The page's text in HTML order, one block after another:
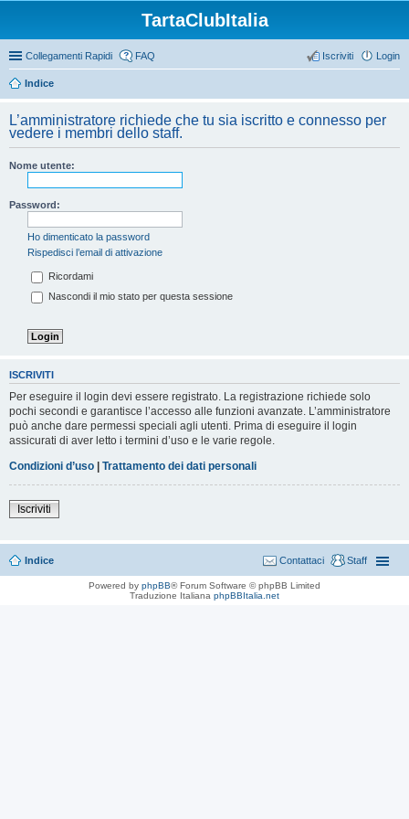
TartaClubItalia
Collegamenti Rapidi FAQ Login
Iscriviti
Indice
L’amministratore richiede che tu sia iscritto e connesso per
vedere i membri dello staff.
Nome utente:
Password:
Ho dimenticato la password
Rispedisci l’email di attivazione
Ricordami
Nascondi il mio stato per questa sessione
ISCRIVITI
Per eseguire il login devi essere registrato. La registrazione richiede solo
pochi secondi e garantisce l’accesso alle funzioni avanzate. L’amministratore
può anche dare permessi speciali agli utenti. Prima di eseguire il login
assicurati di aver letto i termini d’uso e le varie regole.
Condizioni d’uso | Trattamento dei dati personali
Iscriviti
Indice Staff
Contattaci
Powered by phpBB® Forum Software © phpBB Limited
Traduzione Italiana phpBBItalia.net